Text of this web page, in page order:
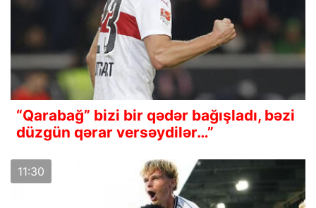
“Qarabağ” bizi bir qədər bağışladı, bəzi
düzgün qərar versəydilər…”
11:30